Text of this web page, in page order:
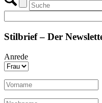
Stilbrief – Der
Anrede